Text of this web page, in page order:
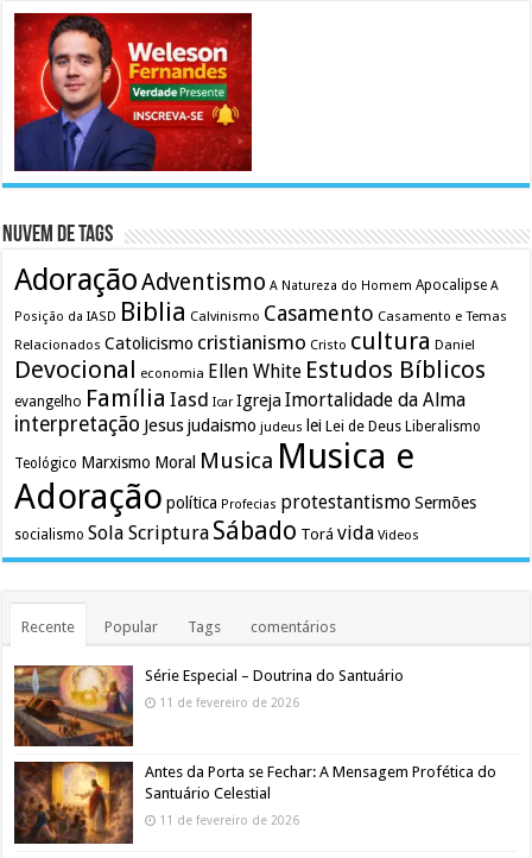
Nuvem de Tags
AdoraçãoAdventismo A Natureza do Homem Apocalipse A
Posição da IASD
Biblia Calvinismo Casamento Casamento e Temas
Relacionados Catolicismo cristianismo Cristo cultura Daniel
Devocional economia Ellen White Estudos Bíblicos
evangelho Família Iasd Icar Igreja Imortalidade da Alma
interpretação Jesusjudaismo judeus lei Lei de Deus Liberalismo
Teológico Marxismo Moral Musica Musica e
Adoração política Profecias protestantismo Sermões
socialismo Sola Scriptura Sábado Torá vida Videos
Recente Popular Tags comentários
Série Especial – Doutrina do Santuário
11 de fevereiro de 2026
Antes da Porta se Fechar: A Mensagem Profética do
Santuário Celestial
11 de fevereiro de 2026